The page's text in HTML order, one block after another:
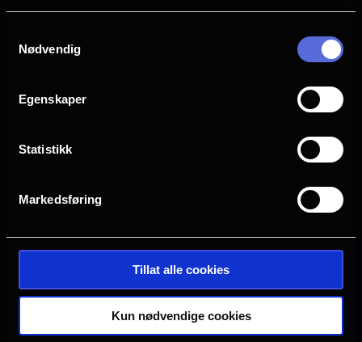
tjenestene deres.
Nødvendig
Egenskaper
Statistikk
Markedsføring
Tillat alle cookies
Kun nødvendige cookies
Ingen visninger i
Denne filmen hadde premiere 26.
November 2025. Det er for